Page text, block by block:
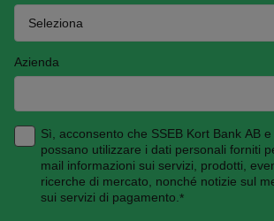
Azienda
Sì, acconsento che SSEB Kort Bank AB
possano utilizzare i dati personali forniti
mail informazioni sui servizi, prodotti,
ricerche di mercato, nonché notizie sul
sui servizi di pagamento. *